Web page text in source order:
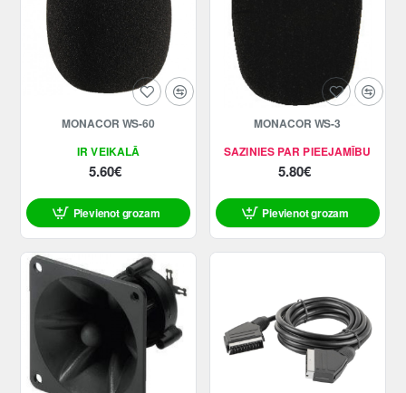
IR VEIKALĀ
MONACOR WS-60
5.60€
Pievienot grozam
SAZINIES PAR PIEEJAMĪBU
MONACOR WS-3
5.80€
Pievienot grozam